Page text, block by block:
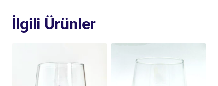
İlgili Ürünler